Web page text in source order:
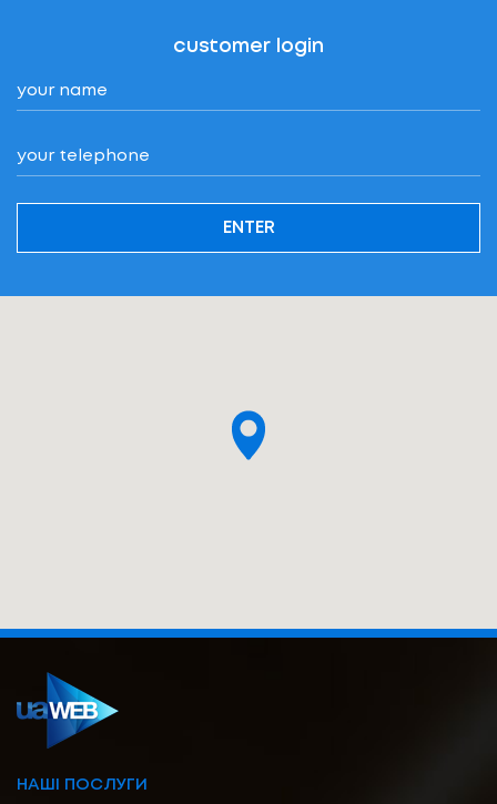
customer login
ENTER
НАШІ ПОСЛУГИ